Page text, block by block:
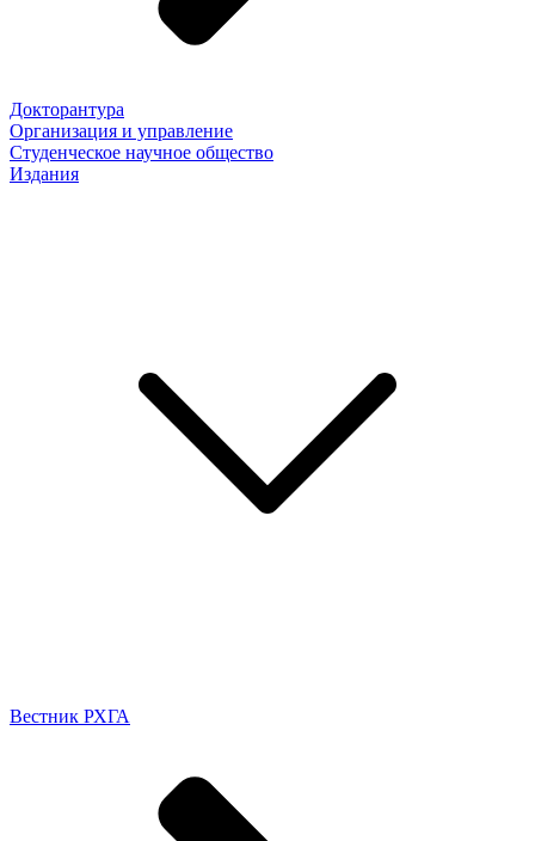
Докторантура
Организация и управление
Студенческое научное общество
Издания
Вестник РХГА